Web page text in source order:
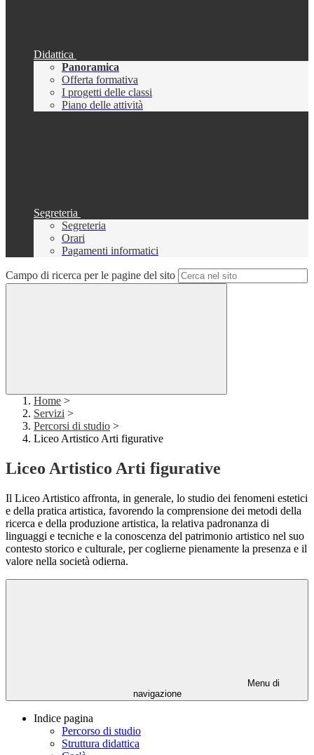
Didattica
Panoramica
Offerta formativa
I progetti delle classi
Piano delle attività
Segreteria
Segreteria
Orari
Pagamenti informatici
Campo di ricerca per le pagine del sito
Home >
Servizi >
Percorsi di studio >
Liceo Artistico Arti figurative
Liceo Artistico Arti figurative
Il Liceo Artistico affronta, in generale, lo studio dei fenomeni estetici
e della pratica artistica, favorendo la comprensione dei metodi della
ricerca e della produzione artistica, la relativa padronanza di
linguaggi e tecniche e la conoscenza del patrimonio artistico nel suo
contesto storico e culturale, per coglierne pienamente la presenza e il
valore nella società odierna.
Menu di
navigazione
Indice pagina
Percorso di studio
Struttura didattica